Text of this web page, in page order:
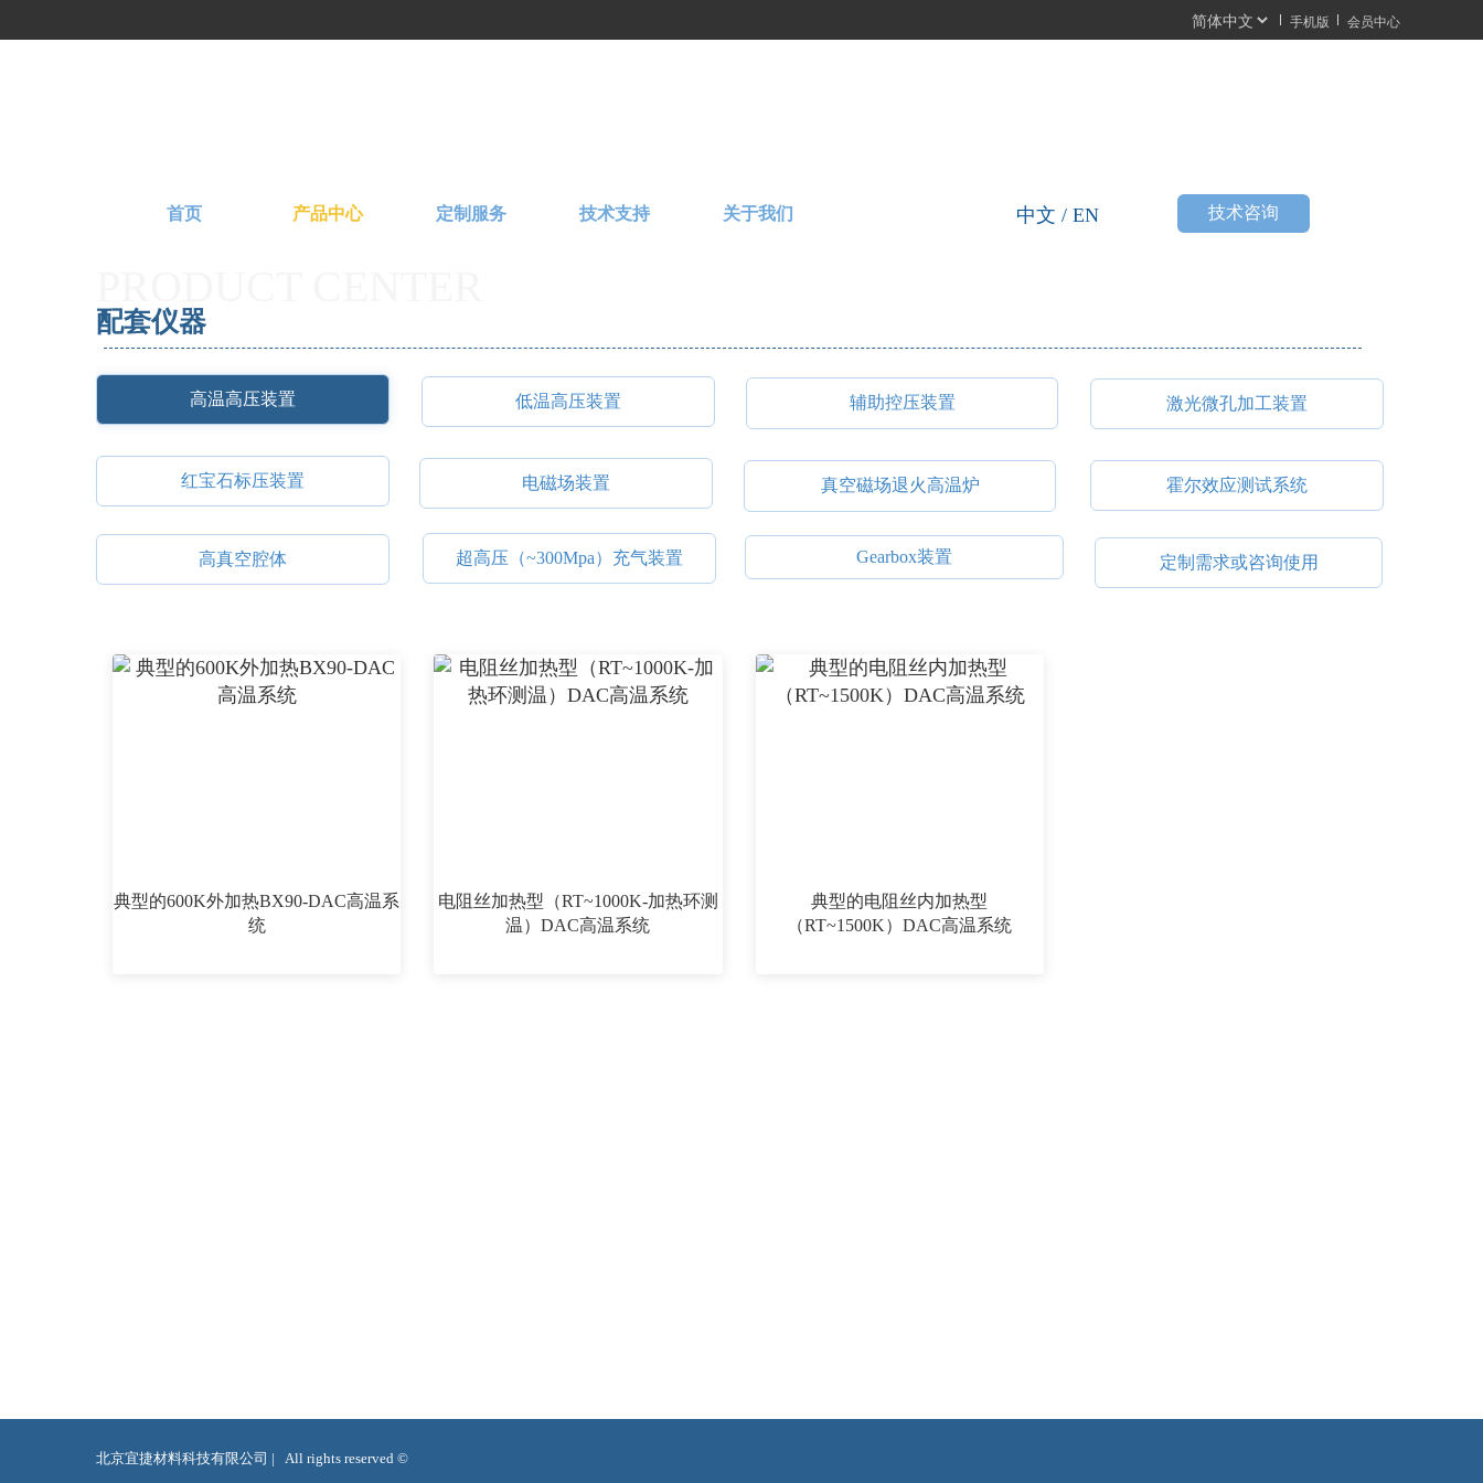
手机版 会员中心
首页 产品中心 定制服务 技术支持 关于我们 中文 / EN
按
钮
技术咨询
配套仪器
高温高压装置 低温高压装置 辅助控压装置 激光微孔加工装置
红宝石标压装置 电磁场装置 真空磁场退火高温炉 霍尔效应测试系统
高真空腔体 超高压（~300Mpa）充气装置 定制需求或咨询使用
Gearbox装置
典型的600K外加热BX90-DAC高温系
统
电阻丝加热型（RT~1000K-加热环测
温）DAC高温系统
典型的电阻丝内加热型
（RT~1500K）DAC高温系统
北京宜捷材料科技有限公司 |   All rights reserved ©